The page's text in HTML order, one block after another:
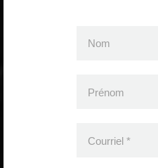
Nom
Prénom
Courriel *